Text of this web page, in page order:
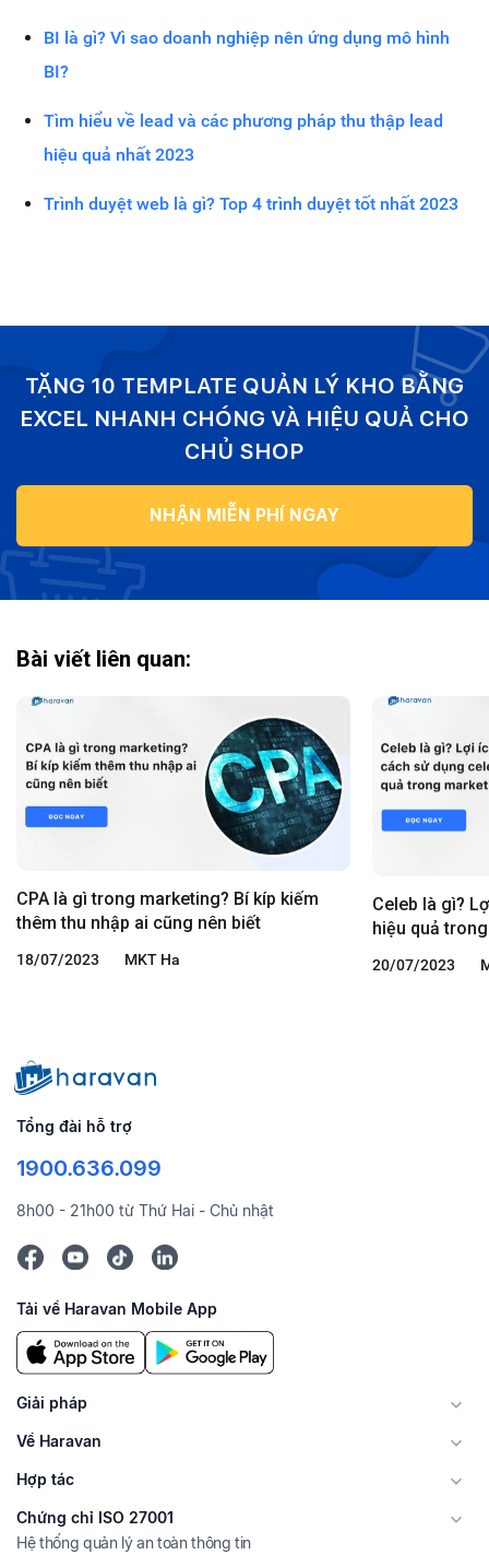
BI là gì? Vì sao doanh nghiệp nên ứng dụng mô hình
BI?
Tìm hiểu về lead và các phương pháp thu thập lead
hiệu quả nhất 2023
Trình duyệt web là gì? Top 4 trình duyệt tốt nhất 2023
TẶNG 10 TEMPLATE QUẢN LÝ KHO BẰNG
EXCEL NHANH CHÓNG VÀ HIỆU QUẢ CHO
CHỦ SHOP
NHẬN MIỄN PHÍ NGAY
Bài viết liên quan:
CPA là gì trong marketing? Bí kíp kiếm
thêm thu nhập ai cũng nên biết
18/07/2023 MKT Ha
Celeb là gì?
hiệu quả
20/07/2023
Tổng đài hỗ trợ
1900.636.099
8h00 - 21h00 từ Thứ Hai - Chủ nhật
Tải về Haravan Mobile App
Giải pháp
Về Haravan
Hợp tác
Chứng chỉ ISO 27001
Hệ thống quản lý an toàn thông tin